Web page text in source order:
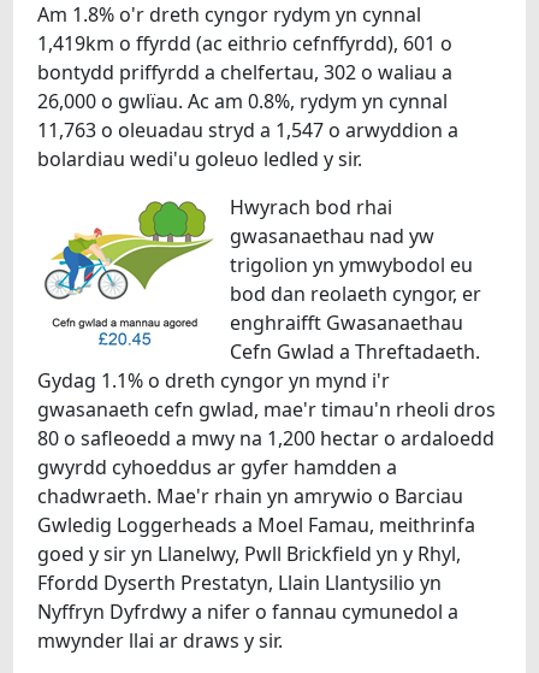
Am 1.8% o'r dreth cyngor rydym yn cynnal
1,419km o ffyrdd (ac eithrio cefnffyrdd), 601 o
bontydd priffyrdd a chelfertau, 302 o waliau a
26,000 o gwlïau. Ac am 0.8%, rydym yn cynnal
11,763 o oleuadau stryd a 1,547 o arwyddion a
bolardiau wedi'u goleuo ledled y sir.
Hwyrach bod rhai
gwasanaethau nad yw
trigolion yn ymwybodol eu
bod dan reolaeth cyngor, er
enghraifft Gwasanaethau
Cefn Gwlad a Threftadaeth.
Gydag 1.1% o dreth cyngor yn mynd i'r
gwasanaeth cefn gwlad, mae'r timau'n rheoli dros
80 o safleoedd a mwy na 1,200 hectar o ardaloedd
gwyrdd cyhoeddus ar gyfer hamdden a
chadwraeth. Mae'r rhain yn amrywio o Barciau
Gwledig Loggerheads a Moel Famau, meithrinfa
goed y sir yn Llanelwy, Pwll Brickfield yn y Rhyl,
Ffordd Dyserth Prestatyn, Llain Llantysilio yn
Nyffryn Dyfrdwy a nifer o fannau cymunedol a
mwynder llai ar draws y sir.